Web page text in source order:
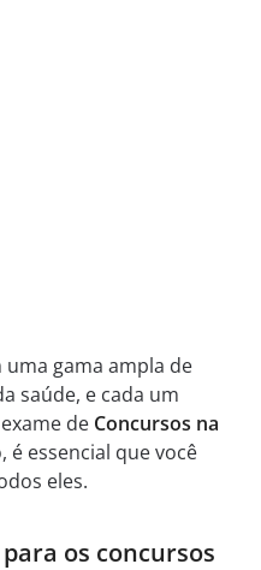
gama ampla de
saúde, e cada um
de Concursos na
é essencial que você
eles.
os concursos